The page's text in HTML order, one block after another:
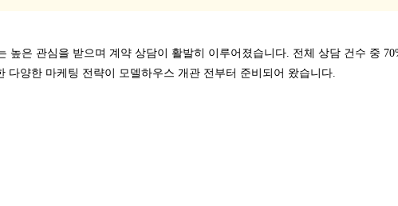
은 관심을 받으며 계약 상담이 활발히 이루어졌습니다. 전체 상담 건수 중
양한 마케팅 전략이 모델하우스 개관 전부터 준비되어 왔습니다.